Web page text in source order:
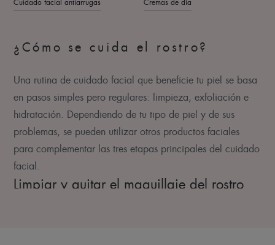
Cuidado facial antiarrugas Cremas de día
¿Cómo se cuida el rostro?
Una rutina de cuidado facial que beneficie tu piel se basa
en pasos simples pero regulares: limpieza, exfoliación e
hidratación. Dependiendo de tu tipo de piel y de sus
problemas, se pueden utilizar otros productos faciales
para complementar las tres etapas principales del cuidado
facial.
Limpiar y quitar el maquillaje del rostro